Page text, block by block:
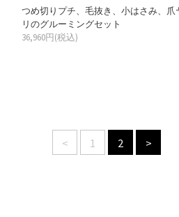
つめ切りプチ、毛抜き、小はさみ、爪
リのグルーミングセット
36,960円(税込)
< 1 2 >